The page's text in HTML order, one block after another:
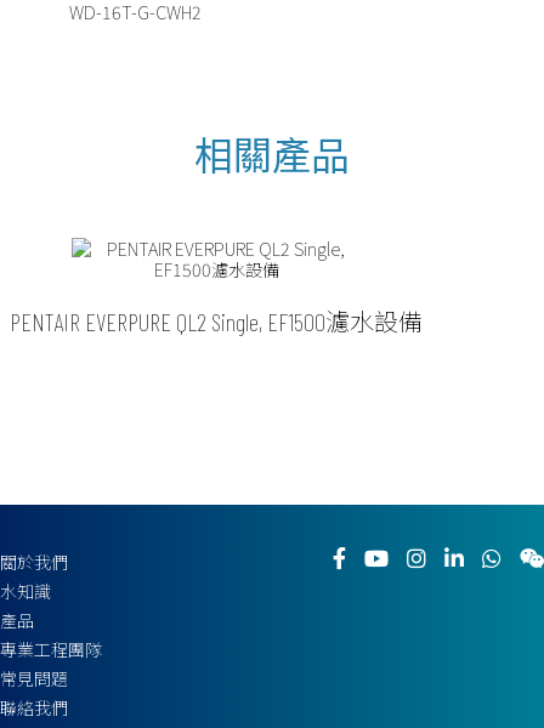
WD-16T-G-CWH2
PENTAIR EVERPURE QL2 Single, EF1500濾水設備
關於我們
水知識
產品
專業工程團隊
常見問題
聯絡我們